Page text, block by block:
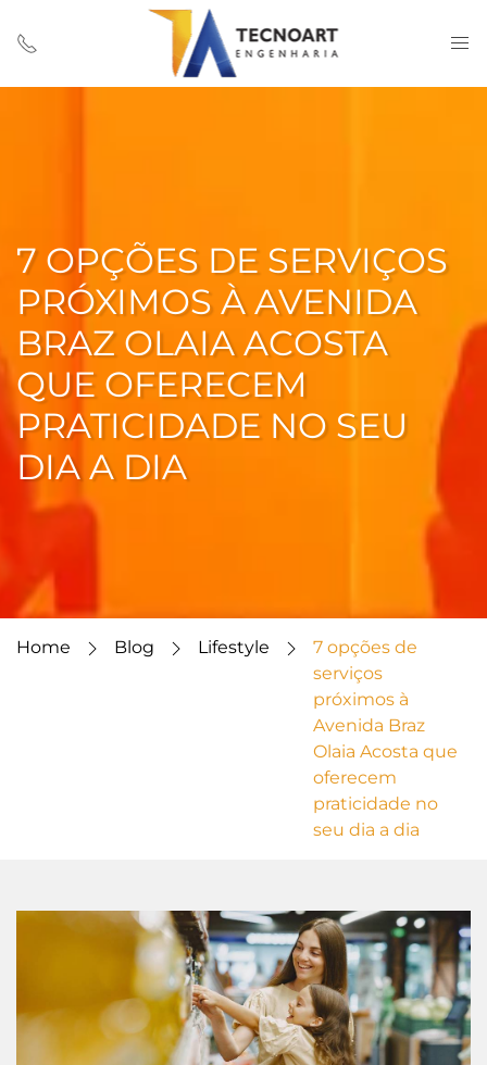
7 OPÇÕES DE SERVIÇOS
PRÓXIMOS À AVENIDA
BRAZ OLAIA ACOSTA
QUE OFERECEM
PRATICIDADE NO SEU
DIA A DIA
Home Blog Lifestyle
7 opções de
serviços
próximos à
Avenida Braz
Olaia Acosta que
oferecem
praticidade no
seu dia a dia